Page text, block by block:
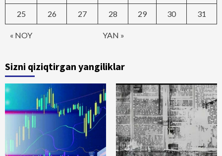
« NOY YAN »
25 26 27 28 29 30 31
Sizni qiziqtirgan yangiliklar